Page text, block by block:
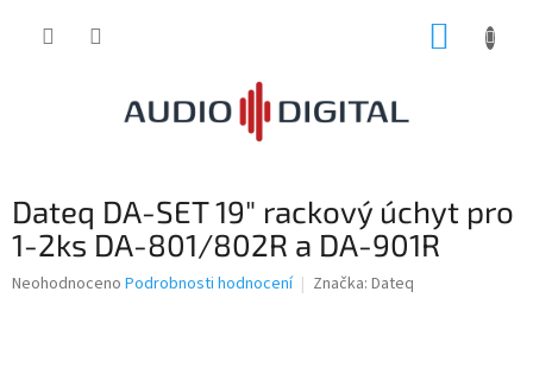
Dateq DA-SET 19" rackový úchyt pro
1-2ks DA-801/802R a DA-901R
Průměrné
Neohodnoceno Podrobnosti hodnocení Značka: Dateq